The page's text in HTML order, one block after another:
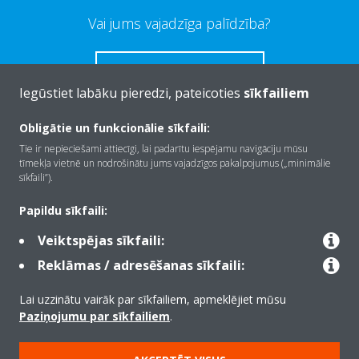
Vai jums vajadzīga palīdzība?
Par Daikin
Produkti
Iegūstiet labāku pieredzi, pateicoties sīkfailiem
Obligātie un funkcionālie sīkfaili:
Tie ir nepieciešami attiecīgi, lai padarītu iespējamu navigāciju mūsu
tīmekļa vietnē un nodrošinātu jums vajadzīgos pakalpojumus („minimālie
sīkfaili”).
Papildu sīkfaili:
Veiktspējas sīkfaili:
Reklāmas / adresēšanas sīkfaili:
Lai uzzinātu vairāk par sīkfailiem, apmeklējiet mūsu
Paziņojumu par sīkfailiem.